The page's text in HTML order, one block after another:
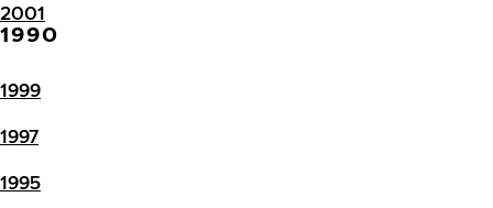
2001
1990
1999
1997
1995